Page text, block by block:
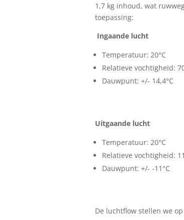
1,7 kg inhoud, wat
toepassing:
Ingaande lucht
Temperatuur: 20°C
Relatieve vochtigheid:
Dauwpunt: +/- 14,4°C
Uitgaande lucht
Temperatuur: 20°C
Relatieve vochtigheid:
Dauwpunt: +/- -11°C
De luchtflow stellen we